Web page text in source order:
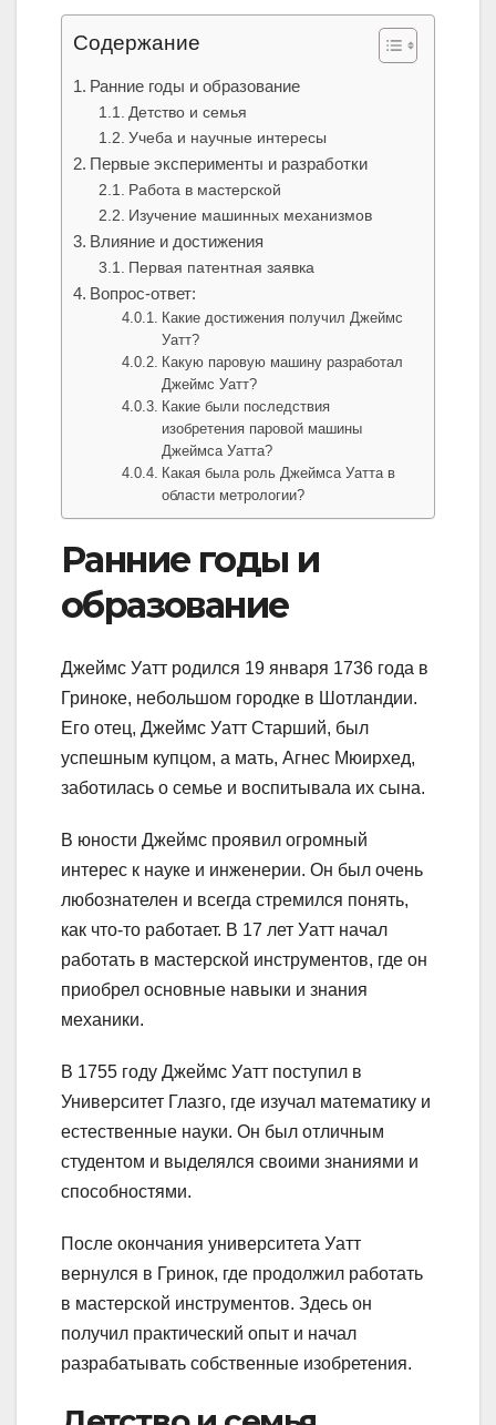
Содержание
Ранние годы и образование
Детство и семья
Учеба и научные интересы
Первые эксперименты и разработки
Работа в мастерской
Изучение машинных механизмов
Влияние и достижения
Первая патентная заявка
Вопрос-ответ:
Какие достижения получил Джеймс
Уатт?
Какую паровую машину разработал
Джеймс Уатт?
Какие были последствия
изобретения паровой машины
Джеймса Уатта?
Какая была роль Джеймса Уатта в
области метрологии?
Ранние годы и
образование
Джеймс Уатт родился 19 января 1736 года в
Гриноке, небольшом городке в Шотландии.
Его отец, Джеймс Уатт Старший, был
успешным купцом, а мать, Агнес Мюирхед,
заботилась о семье и воспитывала их сына.
В юности Джеймс проявил огромный
интерес к науке и инженерии. Он был очень
любознателен и всегда стремился понять,
как что-то работает. В 17 лет Уатт начал
работать в мастерской инструментов, где он
приобрел основные навыки и знания
механики.
В 1755 году Джеймс Уатт поступил в
Университет Глазго, где изучал математику и
естественные науки. Он был отличным
студентом и выделялся своими знаниями и
способностями.
После окончания университета Уатт
вернулся в Гринок, где продолжил работать
в мастерской инструментов. Здесь он
получил практический опыт и начал
разрабатывать собственные изобретения.